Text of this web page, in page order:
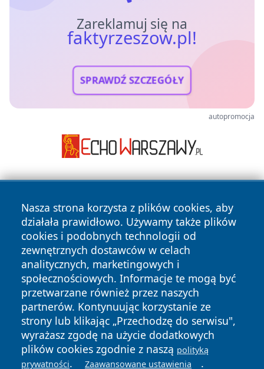
Zareklamuj się na
faktyrzeszow.pl!
SPRAWDŹ SZCZEGÓŁY
autopromocja
Nasza strona korzysta z plików cookies, aby
działała prawidłowo. Używamy także plików
cookies i podobnych technologii od
zewnętrznych dostawców w celach
analitycznych, marketingowych i
społecznościowych. Informacje te mogą być
przetwarzane również przez naszych
partnerów. Kontynuując korzystanie ze
strony lub klikając „Przechodzę do serwisu",
wyrażasz zgodę na użycie dodatkowych
plików cookies zgodnie z naszą polityką
prywatności. Zaawansowane ustawienia .
Copyright © 2026 faktyrzeszow.pl Wszystkie prawa
zastrzeżone.
News Autorzy
Polityka
Prywatności
Polityka
Cookies